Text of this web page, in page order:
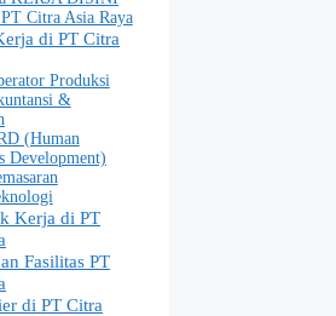
Citra Asia Raya
di PT Citra
Produksi
&
(Human
Development)
Kerja di PT
Fasilitas PT
di PT Citra